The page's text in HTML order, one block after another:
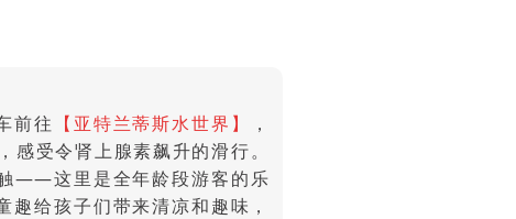
前往 【亚特兰蒂斯水世界】
，
受令肾上腺素飙升的滑行。
——这里是全年龄段游客的乐
给孩子们带来清凉和趣味，